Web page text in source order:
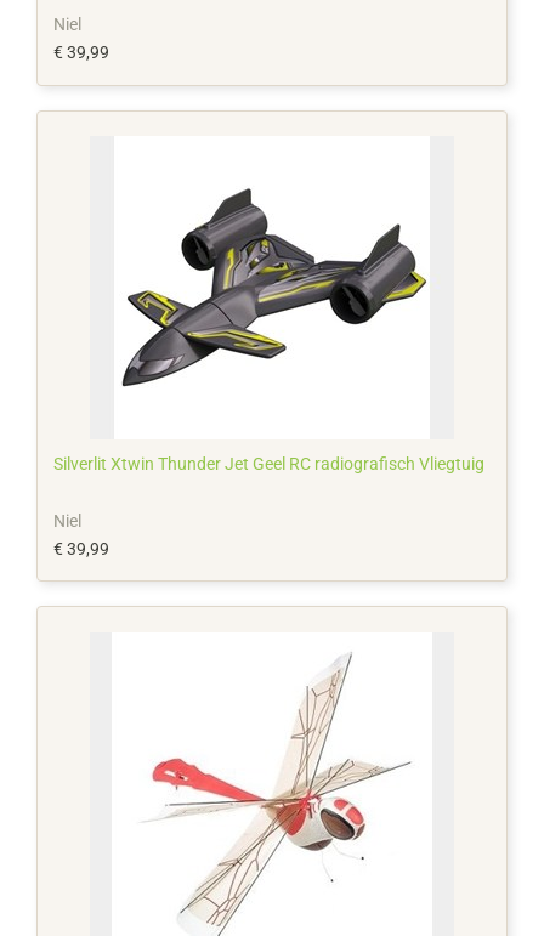
Niel
€ 39,99
Silverlit Xtwin Thunder Jet Geel RC radiografisch Vliegtuig
Niel
€ 39,99